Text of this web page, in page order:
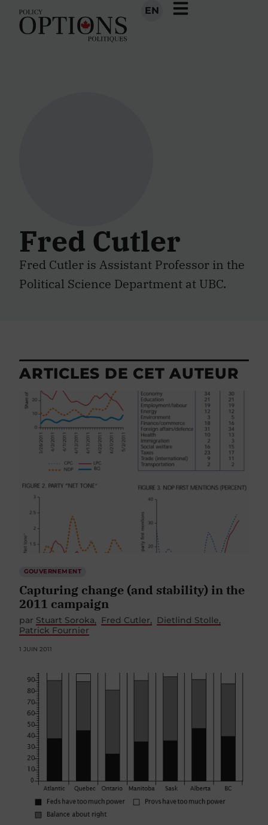
EN
Fred Cutler
Fred Cutler is Assistant Professor in the
Political Science Department at UBC.
ARTICLES DE CET AUTEUR
GOUVERNEMENT
Capturing change (and stability) in the
2011 campaign
par Stuart Soroka Fred Cutler
Dietlind Stolle
Patrick Fournier
1 JUIN 2011